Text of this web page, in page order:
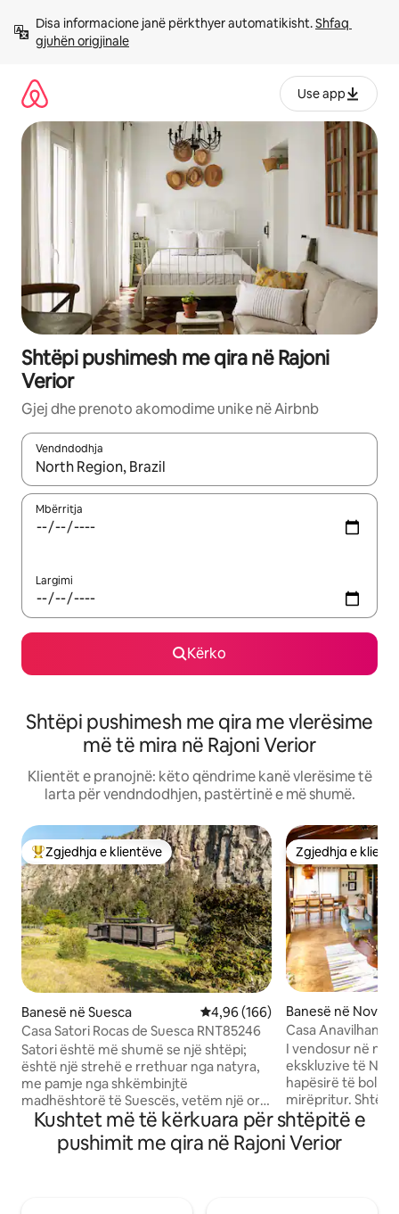
përmbajtja
Disa informacione janë përkthyer automatikisht. Shfaq
gjuhën origjinale
Use app
Shtëpi pushimesh me qira në Rajoni
Verior
Gjej dhe prenoto akomodime unike në Airbnb
Vendndodhja
Kur rezultatet të jenë të disponueshme, lëviz me butonat e
Mbërritja
Largimi
Kërko
Shtëpi pushimesh me qira me vlerësime
më të mira në Rajoni Verior
Klientët e pranojnë: këto qëndrime kanë vlerësime të
larta për vendndodhjen, pastërtinë e më shumë.
Më të mirat e zgjedhjeve të klientëve
Zgjedhja e klientëve
Banesë në Suesca Vlerësimi mesatar 4,96 nga 5,
4,96 (166)
Casa Satori Rocas de Suesca RNT85246
Satori është më shumë se një shtëpi;
është një strehë e rrethuar nga natyra,
me pamje nga shkëmbinjtë
madhështorë të Suescës, vetëm një orë
larg Bogotës. Një hapësirë e projektuar
për t'u shkëputur nga rrëmuja dhe për
t'u rilidhur me gjërat thelbësore. Në
Zgjedhja e
Zgjedhja e
Banesë në Novo
Casa Anavilhanas
I vendosur në një
ekskluzive të
hapësirë të
mirëpritur.
mahnitëse të
dhe të lindjes së
të rehatshme të
Kushtet më të kërkuara për shtëpitë e
pushimit me qira në Rajoni Verior